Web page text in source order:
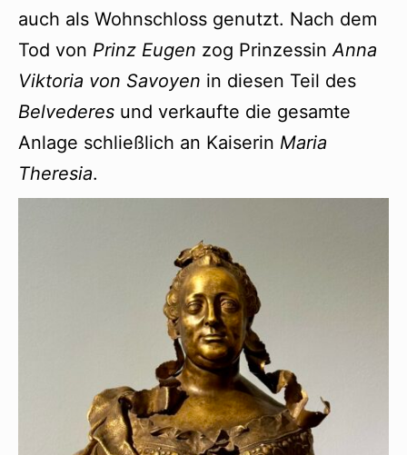
auch als Wohnschloss genutzt. Nach dem
Tod von Prinz Eugen zog Prinzessin Anna
Viktoria von Savoyen in diesen Teil des
Belvederes und verkaufte die gesamte
Anlage schließlich an Kaiserin Maria
Theresia.